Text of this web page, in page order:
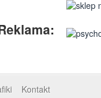
Kontakt